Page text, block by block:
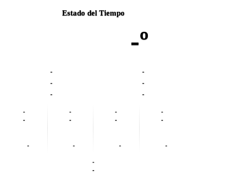
Estado del Tiempo
-º
-
-
-
-
-
-
-
-
-
-
-
-
-
-
-
-
-
-
-
-